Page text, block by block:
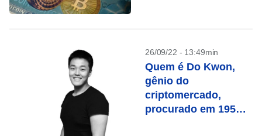
26/09/22 - 13:49min
Quem é Do Kwon,
gênio do
criptomercado,
procurado em 195